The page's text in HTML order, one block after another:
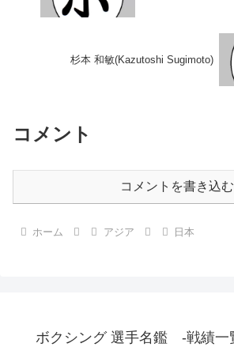
杉本 和敏(Kazutoshi Sugimoto)
コメント
コメントを書き込む
ホーム アジア 日本
ボクシング 選手名鑑 -戦績一